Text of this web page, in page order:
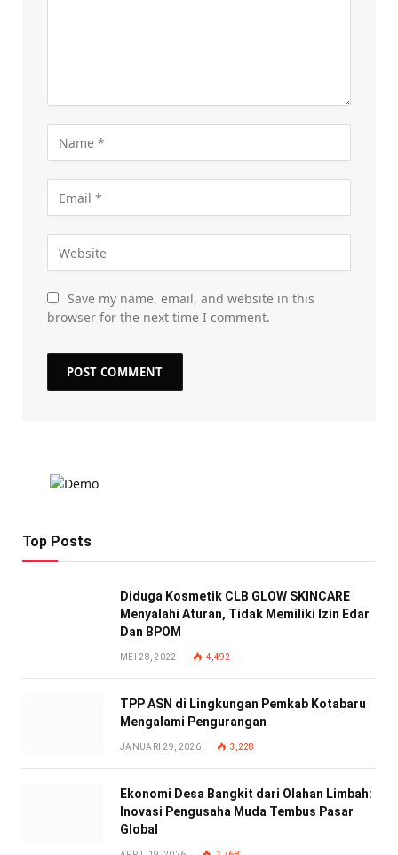
Save my name, email, and website in this
browser for the next time I comment.
Top Posts
Diduga Kosmetik CLB GLOW SKINCARE
Menyalahi Aturan, Tidak Memiliki Izin Edar
Dan BPOM
MEI 28, 2022 4,492
TPP ASN di Lingkungan Pemkab Kotabaru
Mengalami Pengurangan
JANUARI 29, 2026 3,228
Ekonomi Desa Bangkit dari Olahan Limbah:
Inovasi Pengusaha Muda Tembus Pasar
Global